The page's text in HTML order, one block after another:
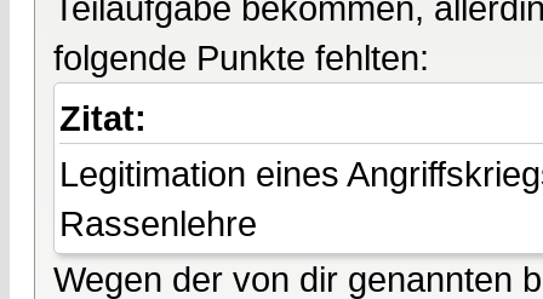
folgende Punkte fehlten:
Zitat:
Legitimation eines
Rassenlehre
Wegen der von dir genannten